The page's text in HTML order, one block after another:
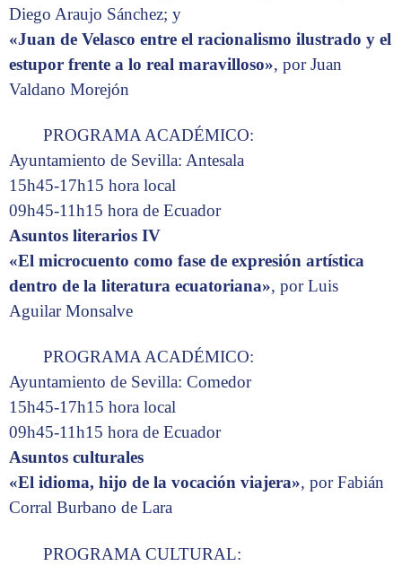
Diego Araujo Sánchez; y
«Juan de Velasco entre el racionalismo ilustrado y el
estupor frente a lo real maravilloso», por Juan
Valdano Morejón
PROGRAMA ACADÉMICO:
Ayuntamiento de Sevilla: Antesala
15h45-17h15 hora local
09h45-11h15 hora de Ecuador
Asuntos literarios IV
«El microcuento como fase de expresión artística
dentro de la literatura ecuatoriana», por Luis
Aguilar Monsalve
PROGRAMA ACADÉMICO:
Ayuntamiento de Sevilla: Comedor
15h45-17h15 hora local
09h45-11h15 hora de Ecuador
Asuntos culturales
«El idioma, hijo de la vocación viajera», por Fabián
Corral Burbano de Lara
PROGRAMA CULTURAL: